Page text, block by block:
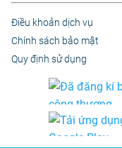
Điều khoản dịch vụ
Chính sách bảo mật
Quy định sử dụng